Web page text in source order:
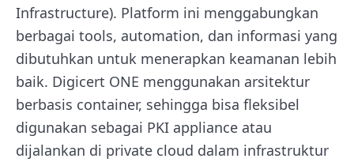
Infrastructure). Platform ini menggabungkan
berbagai tools, automation, dan informasi yang
dibutuhkan untuk menerapkan keamanan lebih
baik. Digicert ONE menggunakan arsitektur
berbasis container, sehingga bisa fleksibel
digunakan sebagai PKI appliance atau
dijalankan di private cloud dalam infrastruktur